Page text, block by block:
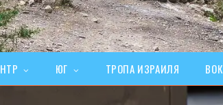
ЮГ ТРОПА ИЗРАИЛЯ